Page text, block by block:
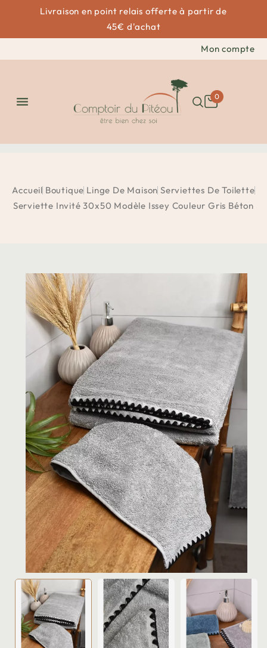
Livraison en point relais offerte à partir de
45€ d'achat
Mon compte
 0
Accueil Boutique Linge De Maison Serviettes De Toilette
Serviette Invité 30x50 Modèle Issey Couleur Gris Béton